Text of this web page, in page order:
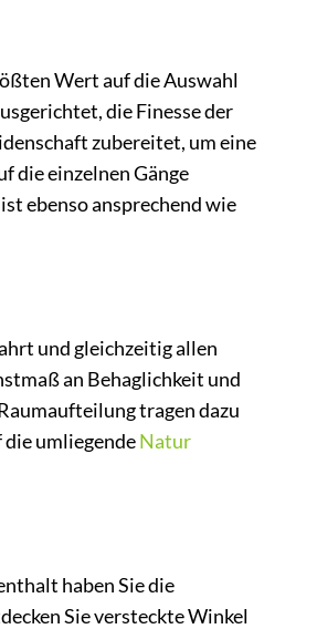
Wert auf die Auswahl
die Finesse der
zubereitet, um eine
die einzelnen Gänge
ebenso ansprechend wie
und gleichzeitig allen
an Behaglichkeit und
tragen dazu
die umliegendeNatur
haben Sie die
Sie versteckte Winkel